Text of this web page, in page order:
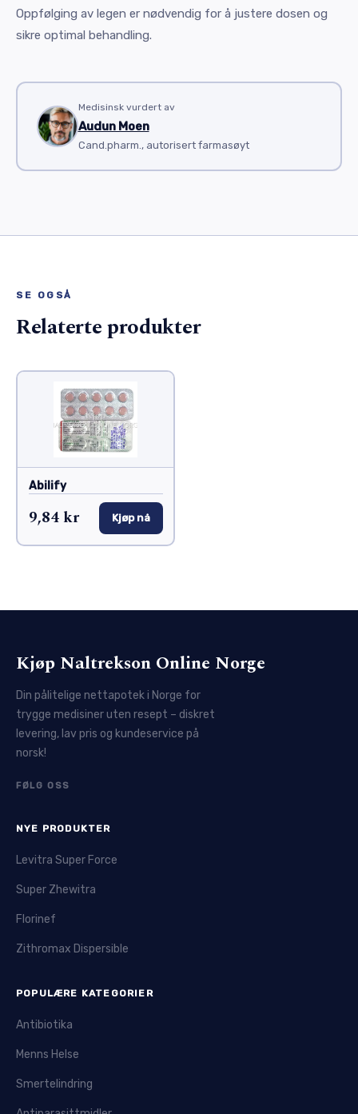
Oppfølging av legen er nødvendig for å justere dosen og
sikre optimal behandling.
Medisinsk vurdert av
Audun Moen
Cand.pharm., autorisert farmasøyt
SE OGSÅ
Relaterte produkter
Abilify
9,84 kr Kjøp nå
Kjøp Naltrekson Online Norge
Din pålitelige nettapotek i Norge for
trygge medisiner uten resept – diskret
levering, lav pris og kundeservice på
norsk!
FØLG OSS
NYE PRODUKTER
Levitra Super Force
Super Zhewitra
Florinef
Zithromax Dispersible
POPULÆRE KATEGORIER
Antibiotika
Menns Helse
Smertelindring